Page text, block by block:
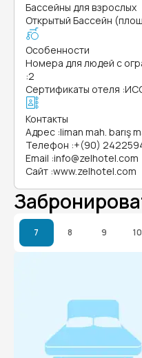
Бассейны для взрослых
Открытый Бассейн
Особенности
Номера для людей с
:2
Сертификаты отеля :
Контакты
Адрес :liman mah. barış
Телефон :+(90)
Email :info@zelhotel.com
Сайт :www.zelhotel.com
7 8 9 10